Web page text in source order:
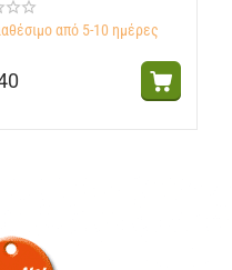
από 5-10 ημέρες